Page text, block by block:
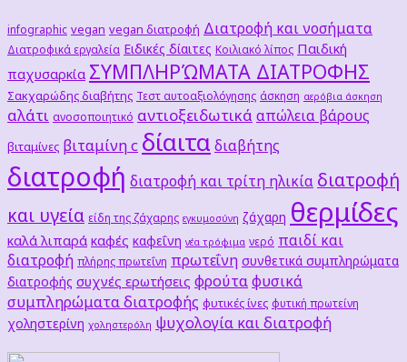
infographic vegan vegan διατροφή Διατροφή και νοσήματα
Διατροφικά εργαλεία Ειδικές δίαιτες Κοιλιακό λίπος Παιδική
παχυσαρκία ΣΥΜΠΛΗΡΏΜΑΤΑ ΔΙΑΤΡΟΦΗΣ
Σακχαρώδης διαβήτης Τεστ αυτοαξιολόγησης άσκηση αερόβια άσκηση
αλάτι ανοσοποιητικό αντιοξειδωτικά απώλεια βάρους
βιταμίνες βιταμίνη c δίαιτα διαβήτης
διατροφή διατροφή και τρίτη ηλικία διατροφή
και υγεία είδη της ζάχαρης εγκυμοσύνη ζάχαρη θερμίδες
καλά λιπαρά καφές καφεΐνη νέα τρόφιμα νερό παιδί και
διατροφή πλήρης πρωτεΐνη πρωτεΐνη συνθετικά συμπληρώματα
διατροφής συχνές ερωτήσεις φρούταφυσικά
συμπληρώματα διατροφής φυτικές ίνες φυτική πρωτείνη
χοληστερίνη χοληστερόλη ψυχολογία και διατροφή